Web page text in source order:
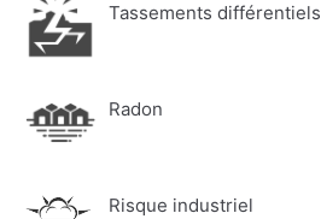
Tassements différentiels
Radon
Risque industriel